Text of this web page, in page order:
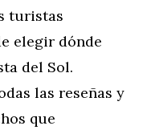
turistas
elegir dónde
del Sol.
las reseñas y
que